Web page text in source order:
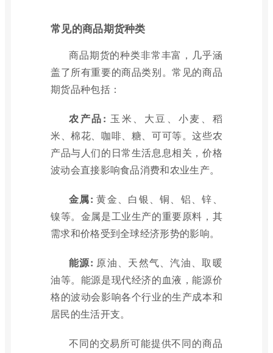
常见的商品期货种类
商品期货的种类非常丰富，几乎涵
盖了所有重要的商品类别。常见的商品
期货品种包括：
农产品: 玉米、大豆、小麦、稻
米、棉花、咖啡、糖、可可等。这些农
产品与人们的日常生活息息相关，价格
波动会直接影响食品消费和农业生产。
金属: 黄金、白银、铜、铝、锌、
镍等。金属是工业生产的重要原料，其
需求和价格受到全球经济形势的影响。
能源: 原油、天然气、汽油、取暖
油等。能源是现代经济的血液，能源价
格的波动会影响各个行业的生产成本和
居民的生活开支。
不同的交易所可能提供不同的商品